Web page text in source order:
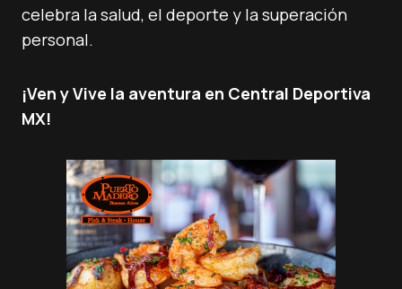
celebra la salud, el deporte y la superación
personal.
¡Ven y Vive la aventura en Central Deportiva
MX!